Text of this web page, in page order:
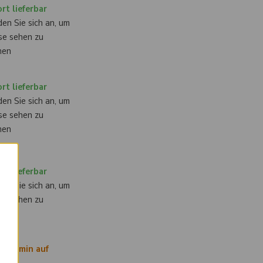
lieferbar
Sie sich an, um
sehen zu
lieferbar
Sie sich an, um
sehen zu
lieferbar
Sie sich an, um
sehen zu
auf